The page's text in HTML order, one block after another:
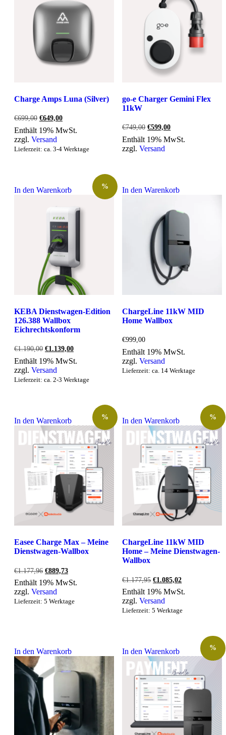
Charge Amps Luna (Silver)
€699,00 Ursprünglicher
Preis
war:
€699,00
€649,00Aktueller
Preis
ist:
Enthält 19% MwSt.
zzgl. Versand
Lieferzeit: ca. 3-4 Werktage
go-e Charger Gemini Flex
11kW
€749,00 Ursprünglicher
Preis
war:
€749,00
€599,00Aktueller
Preis
ist:
Enthält 19% MwSt.
zzgl.Versand
In den Warenkorb %
KEBA Dienstwagen-Edition
126.388 Wallbox
Eichrechtskonform
€1.190,00 Ursprünglicher
Preis
war:
€1.190,00
€1.139,00Aktueller
ist:
Enthält 19% MwSt.
zzgl. Versand
Lieferzeit: ca. 2-3 Werktage
In den Warenkorb
ChargeLine 11kW MID
Home Wallbox
€999,00
Enthält 19% MwSt.
zzgl.Versand
Lieferzeit: ca. 14 Werktage
In den Warenkorb %
Easee Charge Max – Meine
Dienstwagen-Wallbox
€1.177,96 Ursprünglicher
Preis
war:
€1.177,96
€889,73Aktueller
Preis
ist:
Enthält 19% MwSt.
zzgl. Versand
Lieferzeit: 5 Werktage
In den Warenkorb %
ChargeLine 11kW MID
Home – Meine Dienstwagen-
Wallbox
€1.177,95 Ursprünglicher
Preis
war:
€1.177,95
€1.085,02Aktueller
ist:
Enthält 19% MwSt.
zzgl.Versand
Lieferzeit: 5 Werktage
In den Warenkorb In den Warenkorb %